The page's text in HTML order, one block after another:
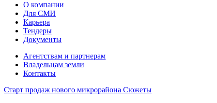
О компании
Для СМИ
Карьера
Тендеры
Документы
Агентствам и партнерам
Владельцам земли
Контакты
Старт продаж нового микрорайона Сюжеты